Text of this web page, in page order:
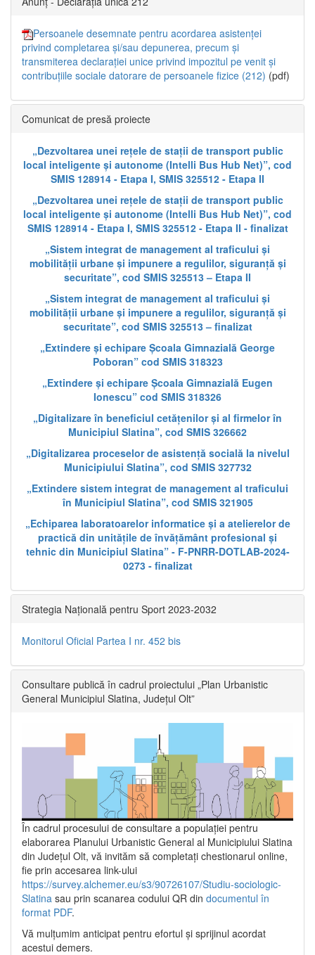
Persoanele desemnate pentru acordarea asistenței
privind completarea și/sau depunerea, precum și
transmiterea declarației unice privind impozitul pe venit și
contribuțiile sociale datorare de persoanele fizice (212) (pdf)
Comunicat de presă proiecte
„Dezvoltarea unei rețele de stații de transport public
local inteligente și autonome (Intelli Bus Hub Net)”, cod
SMIS 128914 - Etapa I, SMIS 325512 - Etapa II
„Dezvoltarea unei rețele de stații de transport public
local inteligente și autonome (Intelli Bus Hub Net)”, cod
SMIS 128914 - Etapa I, SMIS 325512 - Etapa II - finalizat
„Sistem integrat de management al traficului și
mobilității urbane și impunere a regulilor, siguranță și
securitate”, cod SMIS 325513 – Etapa II
„Sistem integrat de management al traficului și
mobilității urbane și impunere a regulilor, siguranță și
securitate”, cod SMIS 325513 – finalizat
„Extindere și echipare Școala Gimnazială George
Poboran” cod SMIS 318323
„Extindere și echipare Școala Gimnazială Eugen
Ionescu” cod SMIS 318326
„Digitalizare în beneficiul cetățenilor și al firmelor în
Municipiul Slatina”, cod SMIS 326662
„Digitalizarea proceselor de asistență socială la nivelul
Municipiului Slatina”, cod SMIS 327732
„Extindere sistem integrat de management al traficului
în Municipiul Slatina”, cod SMIS 321905
„Echiparea laboratoarelor informatice și a atelierelor de
practică din unitățile de învățământ profesional și
tehnic din Municipiul Slatina” - F-PNRR-DOTLAB-2024-
0273 - finalizat
Strategia Națională pentru Sport 2023-2032
Monitorul Oficial Partea I nr. 452 bis
Consultare publică în cadrul proiectului „Plan Urbanistic
General Municipiul Slatina, Județul Olt”
În cadrul procesului de consultare a populaţiei pentru
elaborarea Planului Urbanistic General al Municipiului Slatina
din Județul Olt, vă invităm să completați chestionarul online,
fie prin accesarea link-ului
https://survey.alchemer.eu/s3/90726107/Studiu-sociologic-
Slatina sau prin scanarea codului QR din documentul în
format PDF.
Vă mulţumim anticipat pentru efortul şi sprijinul acordat
acestui demers.